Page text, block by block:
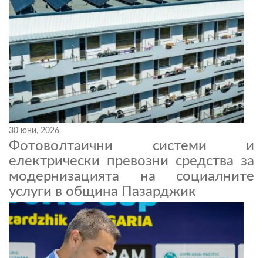
30 юни, 2026
Фотоволтаични системи и
електрически превозни средства за
модернизацията на социалните
услуги в община Пазарджик